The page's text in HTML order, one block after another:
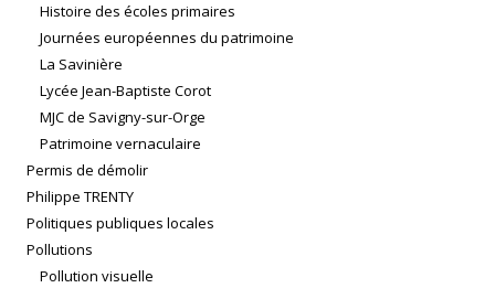
Histoire des écoles primaires
Journées européennes du patrimoine
La Savinière
Lycée Jean-Baptiste Corot
MJC de Savigny-sur-Orge
Patrimoine vernaculaire
Permis de démolir
Philippe TRENTY
Politiques publiques locales
Pollutions
Pollution visuelle